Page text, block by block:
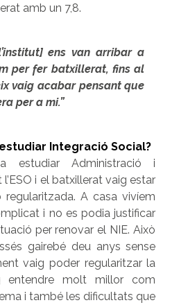
amb un 7,8.
ens van arribar a
per fer batxillerat, fins al
vaig acabar pensant que
per a mi.”
Integració Social?
estudiar Administració i
i el batxillerat vaig estar
regularitzada. A casa vivíem
i no es podia justificar
per renovar el NIE. Això
gairebé deu anys sense
vaig poder regularitzar la
entendre molt millor com
i també les dificultats que